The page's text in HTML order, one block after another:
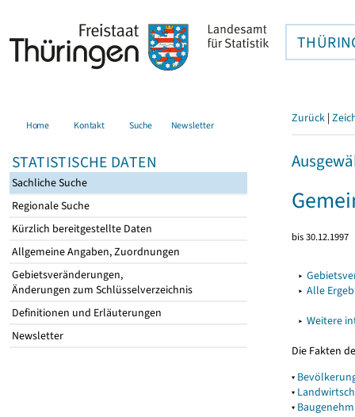
Home Kontakt Suche Newsletter
STATISTISCHE DATEN
Sachliche Suche
Regionale Suche
Kürzlich bereitgestellte Daten
Allgemeine Angaben, Zuordnungen
Gebietsveränderungen,
Änderungen zum Schlüsselverzeichnis
Definitionen und Erläuterungen
Newsletter
Zurück |
bis 30.12.1997
▸
▸ Alle
▸ Weitere
Die Fakten
▾
▾
▾